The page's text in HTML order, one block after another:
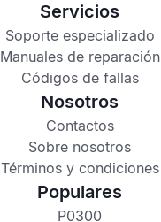
Servicios
Soporte especializado
Manuales de reparación
Códigos de fallas
Nosotros
Contactos
Sobre nosotros
Términos y condiciones
Populares
P0300